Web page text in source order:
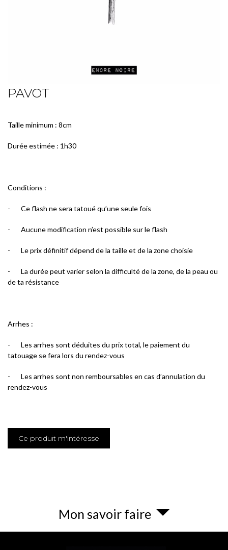
PAVOT
Taille minimum : 8cm
Durée estimée : 1h30
Conditions :
- Ce flash ne sera tatoué qu’une seule fois
- Aucune modification n’est possible sur le flash
- Le prix définitif dépend de la taille et de la zone choisie
-
La durée peut varier selon la difficulté de la zone, de la peau ou
de ta résistance
Arrhes :
-
Les arrhes sont déduites du prix total, le paiement du
tatouage se fera lors du rendez-vous
-
Les arrhes sont non remboursables en cas d’annulation du
rendez-vous
Ce produit m'intéresse
Mon savoir faire